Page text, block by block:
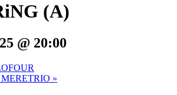
(A)
@ 20:00
MERETRIO »